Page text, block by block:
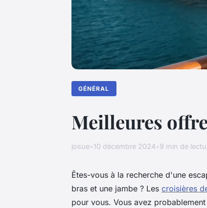
GÉNÉRAL
Meilleures
josue•10 décembre 2024•9 min de
Êtes-vous à la recherche d'une
bras et une jambe ? Les croisières
pour vous. Vous avez